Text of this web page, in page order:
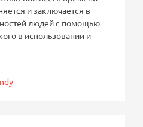
и заключается в
людей с помощью
в использовании и